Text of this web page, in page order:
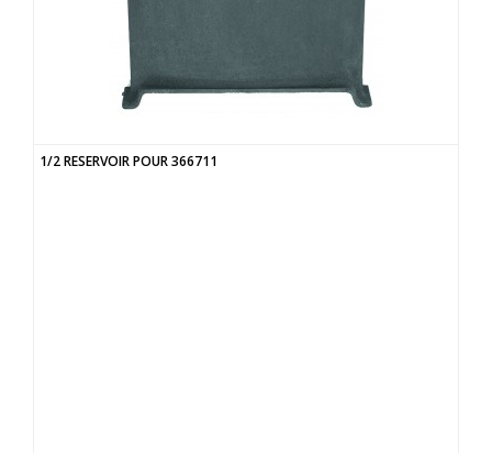
1/2 RESERVOIR POUR 366711